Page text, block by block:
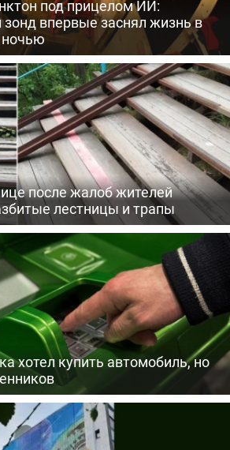
под прицелом ИИ:
зонд впервые заснял жизнь в
ночью
после жалоб жителей
лестницы и трапы
хотел купить автомобиль, но